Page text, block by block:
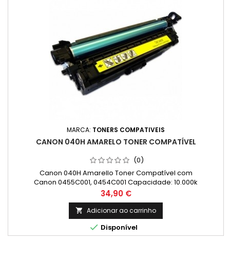
MARCA: TONERS COMPATIVEIS
CANON 040H AMARELO TONER COMPATÍVEL
(0)
Canon 040H Amarello Toner Compatível com
Canon 0455C001, 0454C001 Capacidade: 10.000k
Preço
34,90 €
 Adicionar ao carrinho
 Disponível